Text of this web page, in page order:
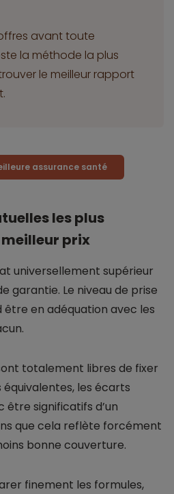
avant toute
la méthode la plus
le meilleur rapport
assurance santé
les plus
prix
universellement supérieur
garantie. Le niveau de prise
être en adéquation avec les
totalement libres de fixer
les écarts
significatifs d’un
que cela reflète forcément
bonne couverture.
finement les formules,